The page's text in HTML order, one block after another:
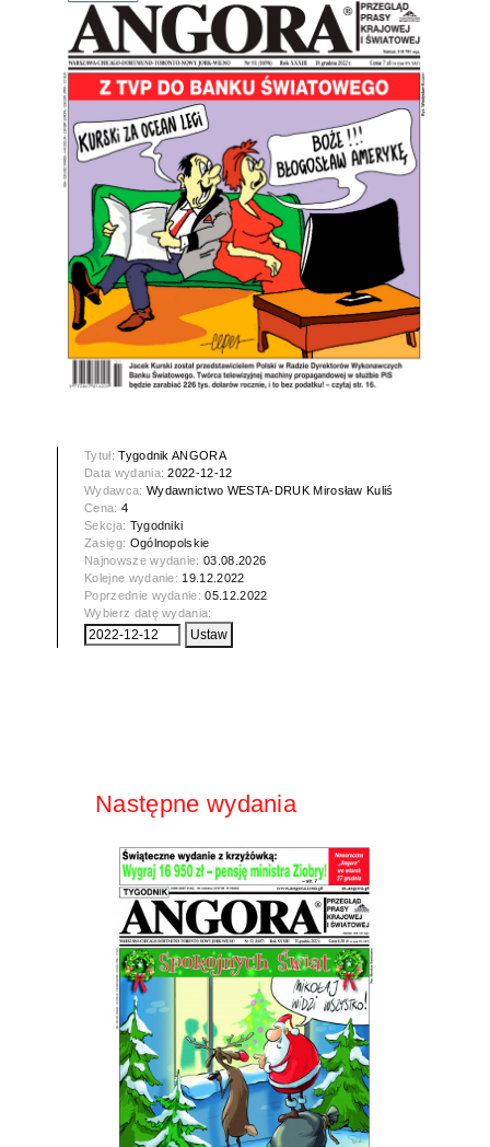
Tytuł:Tygodnik ANGORA
Data wydania:2022-12-12
Wydawca: Wydawnictwo WESTA-DRUK Mirosław Kuliś
Cena: 4
Sekcja: Tygodniki
Zasięg: Ogólnopolskie
Najnowsze wydanie:03.08.2026
Kolejne wydanie:19.12.2022
Poprzednie wydanie:05.12.2022
Wybierz datę wydania:
Następne wydania